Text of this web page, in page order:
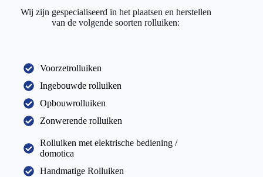
Wij zijn gespecialiseerd in het plaatsen en herstellen
van de volgende soorten rolluiken:
Voorzetrolluiken
Ingebouwde rolluiken
Opbouwrolluiken
Zonwerende rolluiken
Rolluiken met elektrische bediening /
domotica
Handmatige Rolluiken